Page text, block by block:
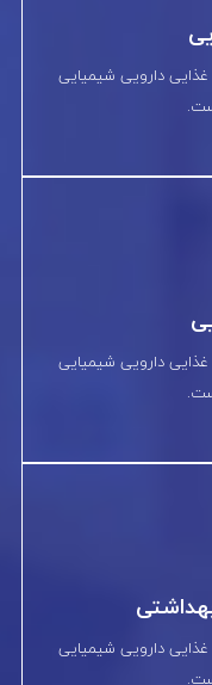
غذایی دارویی شیمیایی
غذایی دارویی شیمیایی
غذایی دارویی شیمیایی